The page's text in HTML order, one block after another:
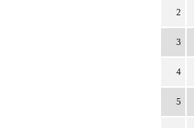
2
3
4
5